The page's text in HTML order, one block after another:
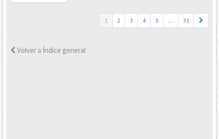
1 2 3 4 5 … 31
Volver a Índice general